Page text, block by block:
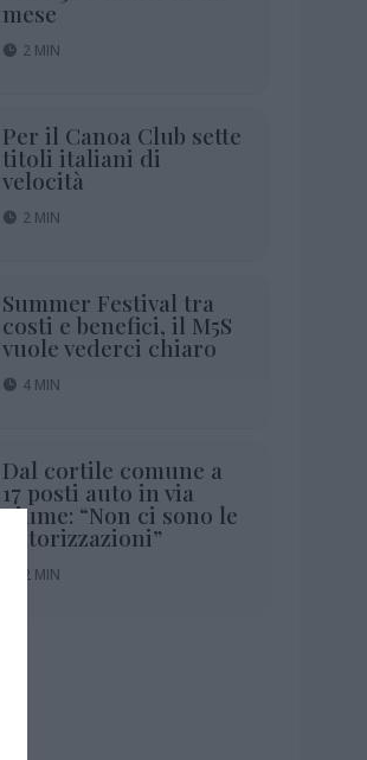
mese
2 MIN
Per il Canoa Club sette
titoli italiani di
velocità
2 MIN
Summer Festival tra
costi e benefici, il M5S
vuole vederci chiaro
4 MIN
Dal cortile comune a
17 posti auto in via
Fiume: “Non ci sono le
autorizzazioni”
2 MIN